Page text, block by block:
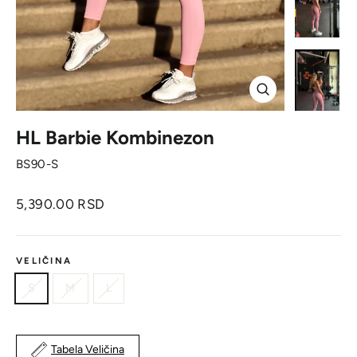
Zatvori
HL Barbie Kombinezon
BS90-S
Originalna
5,390.00 RSD
VELIČINA
S M L
Tabela Veličina